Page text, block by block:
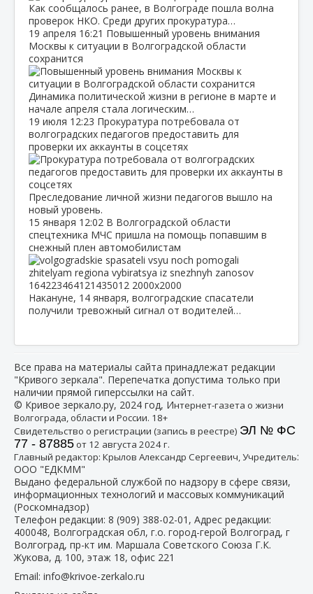
Как сообщалось ранее, в Волгограде пошла волна
проверок НКО. Среди других прокуратура…
19 апреля 16:21 Повышенный уровень внимания
Москвы к ситуации в Волгоградской области
сохранится
Динамика политической жизни в регионе в марте и
начале апреля стала логическим…
19 июля 12:23 Прокуратура потребовала от
волгоградских педагогов предоставить для
проверки их аккаунты в соцсетях
Преследование личной жизни педагогов вышло на
новый уровень.
15 января 12:02 В Волгоградской области
спецтехника МЧС пришла на помощь попавшим в
снежный плен автомобилистам
Накануне, 14 января, волгоградские спасатели
получили тревожный сигнал от водителей…
Все права на материалы сайта принадлежат редакции
"Кривого зеркала". Перепечатка допустима только при
наличии прямой гиперссылки на сайт.
© Кривое зеркало.ру, 2024 год, Интернет-газета о жизни
Волгограда, области и России. 18+
Свидетельство о регистрации (запись в реестре) ЭЛ № ФС
77 - 87885от 12 августа 2024 г.
Главный редактор: Крылов Александр Сергеевич, Учредитель:
ООО "ЕДКММ"
Выдано федеральной службой по надзору в сфере связи,
информационных технологий и массовых коммуникаций
(Роскомнадзор)
Телефон редакции: 8 (909) 388-02-01 , Адрес редакции:
400048, Волгоградская обл, г.о. город-герой Волгоград, г
Волгоград, пр-кт им. Маршала Советского Союза Г.К.
Жукова, д. 100, этаж 18, офис 221
Email: info@krivoe-zerkalo.ru